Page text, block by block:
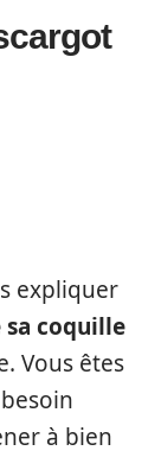
expliquer
coquille
Vous êtes
à bien